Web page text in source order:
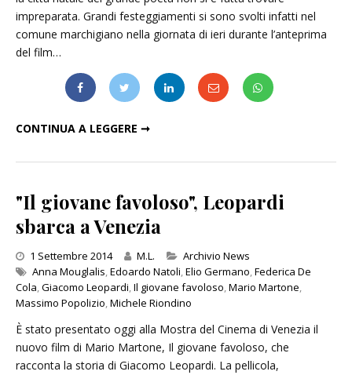
impreparata. Grandi festeggiamenti si sono svolti infatti nel
comune marchigiano nella giornata di ieri durante l’anteprima
del film…
CONTINUA A LEGGERE ➞
"Il giovane favoloso", Leopardi
sbarca a Venezia
1 Settembre 2014 M.L. Categories
Archivio News
Anna Mouglalis,Edoardo Natoli,Elio Germano,Federica De
Cola,Giacomo Leopardi,Il giovane favoloso,Mario Martone,
Massimo Popolizio,Michele Riondino
È stato presentato oggi alla Mostra del Cinema di Venezia il
nuovo film di Mario Martone, Il giovane favoloso, che
racconta la storia di Giacomo Leopardi. La pellicola,